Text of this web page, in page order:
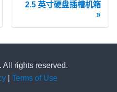
2.5 英寸硬盘插槽机箱
rights reserved.
Terms of Use